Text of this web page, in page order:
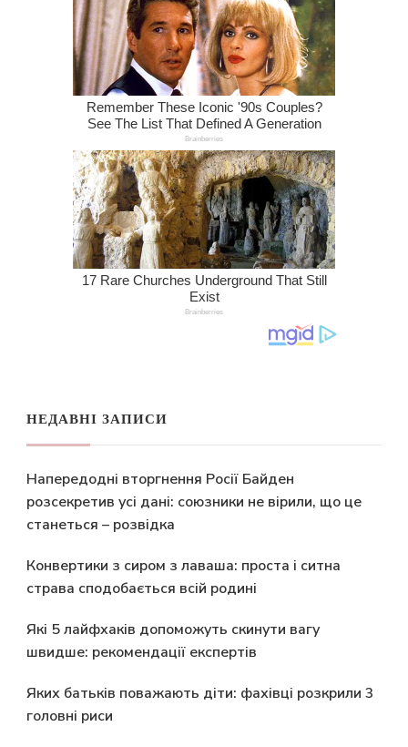
НЕДАВНІ ЗАПИСИ
Напередодні вторгнення Росії Байден
розсекретив усі дані: союзники не вірили, що це
станеться – розвідка
Конвертики з сиром з лаваша: проста і ситна
страва сподобається всій родині
Які 5 лайфхаків допоможуть скинути вагу
швидше: рекомендації експертів
Яких батьків поважають діти: фахівці розкрили 3
головні риси